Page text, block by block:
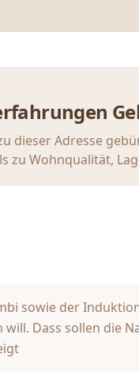
dieser Adresse
zu Wohnqualität,
sowie der
Dass sollen die